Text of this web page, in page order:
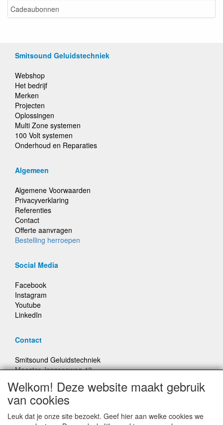
Cadeaubonnen
Smitsound Geluidstechniek
Webshop
Het bedrijf
Merken
Projecten
Oplossingen
Multi Zone systemen
100 Volt systemen
Onderhoud en Reparaties
Algemeen
Algemene Voorwaarden
Privacyverklaring
Referenties
Contact
Offerte aanvragen
Bestelling herroepen
Social Media
Facebook
Instagram
Youtube
LinkedIn
Contact
Smitsound Geluidstechniek
Meester Janssenweg 43
E-mail: info@smitsound.nl
Telefoon: +31-(0)6-22256322
Welkom! Deze website maakt gebruik
van cookies
Leuk dat je onze site bezoekt. Geef hier aan welke cookies we